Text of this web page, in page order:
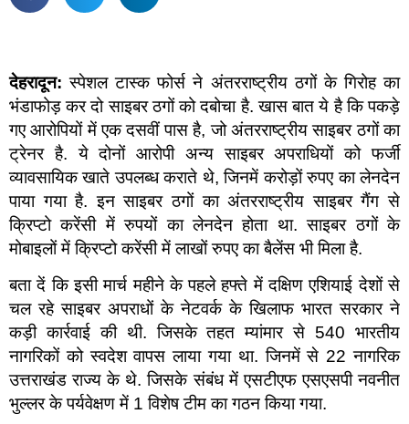
देहरादून: स्पेशल टास्क फोर्स ने अंतरराष्ट्रीय ठगों के गिरोह का
भंडाफोड़ कर दो साइबर ठगों को दबोचा है. खास बात ये है कि पकड़े
गए आरोपियों में एक दसवीं पास है, जो अंतरराष्ट्रीय साइबर ठगों का
ट्रेनर है. ये दोनों आरोपी अन्य साइबर अपराधियों को फर्जी
व्यावसायिक खाते उपलब्ध कराते थे, जिनमें करोड़ों रुपए का लेनदेन
पाया गया है. इन साइबर ठगों का अंतरराष्ट्रीय साइबर गैंग से
क्रिप्टो करेंसी में रुपयों का लेनदेन होता था. साइबर ठगों के
मोबाइलों में क्रिप्टो करेंसी में लाखों रुपए का बैलेंस भी मिला है.
बता दें कि इसी मार्च महीने के पहले हफ्ते में दक्षिण एशियाई देशों से
चल रहे साइबर अपराधों के नेटवर्क के खिलाफ भारत सरकार ने
कड़ी कार्रवाई की थी. जिसके तहत म्यांमार से 540 भारतीय
नागरिकों को स्वदेश वापस लाया गया था. जिनमें से 22 नागरिक
उत्तराखंड राज्य के थे. जिसके संबंध में एसटीएफ एसएसपी नवनीत
भुल्लर के पर्यवेक्षण में 1 विशेष टीम का गठन किया गया.